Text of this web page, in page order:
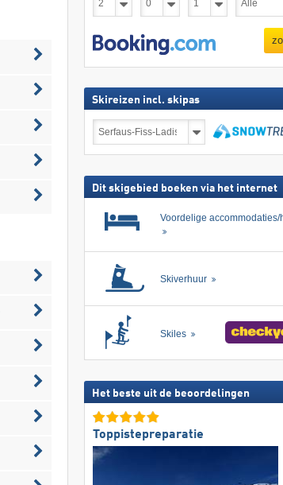
Skireizen incl. skipas
incl.
Dit skigebied boeken via het internet
Voordelige accommodaties/
Skiverhuur
Skiles
Het beste uit de beoordelingen
Toppistepreparatie